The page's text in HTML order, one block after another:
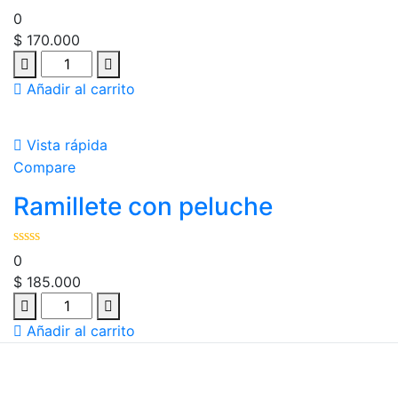
0
$ 170.000
Añadir al carrito
Vista rápida
Compare
Ramillete con peluche
0
$ 185.000
Añadir al carrito